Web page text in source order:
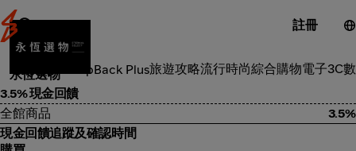
註冊
ShopBack Plus旅遊攻略流行時尚綜合購物電子3C
食品雜貨
永恆選物
3.5% 現金回饋
全館商品
3.5%
現金回饋追蹤及確認時間